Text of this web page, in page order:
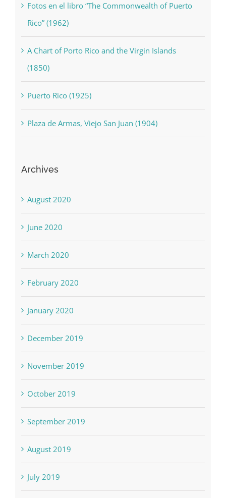
Fotos en el libro “The Commonwealth of Puerto
Rico” (1962)
A Chart of Porto Rico and the Virgin Islands
(1850)
Puerto Rico (1925)
Plaza de Armas, Viejo San Juan (1904)
Archives
August 2020
June 2020
March 2020
February 2020
January 2020
December 2019
November 2019
October 2019
September 2019
August 2019
July 2019